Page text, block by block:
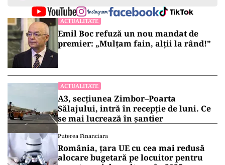
ACTUALITATE
Emil Boc refuză un nou mandat de
premier: „Mulțam fain, alții la rând!”
ACTUALITATE
A3, secțiunea Zimbor–Poarta
Sălajului, intră în recepție de luni. Ce
se mai lucrează în șantier
Puterea Financiara
România, țara UE cu cea mai redusă
alocare bugetară pe locuitor pentru